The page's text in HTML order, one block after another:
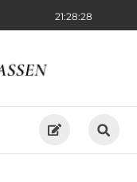
21:28:29